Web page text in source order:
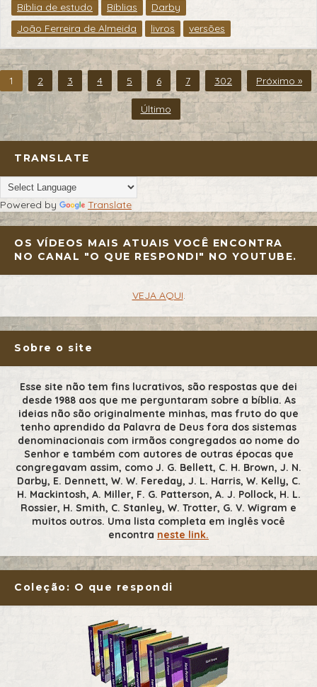
Bíblia de estudo Bíblias
Darby
João Ferreira de Almeida
livros versões
1 2 3 4 5 6 7 302 Próximo »
Último
TRANSLATE
Powered by Translate
OS VÍDEOS MAIS ATUAIS VOCÊ ENCONTRA
NO CANAL "O QUE RESPONDI" NO YOUTUBE.
VEJA AQUI.
Sobre o site
Esse site não tem fins lucrativos, são respostas que dei
desde 1988 aos que me perguntaram sobre a bíblia. As
ideias não são originalmente minhas, mas fruto do que
tenho aprendido da Palavra de Deus fora dos sistemas
denominacionais com irmãos congregados ao nome do
Senhor e também com autores de outras épocas que
congregavam assim, como J. G. Bellett, C. H. Brown, J. N.
Darby, E. Dennett, W. W. Fereday, J. L. Harris, W. Kelly, C.
H. Mackintosh, A. Miller, F. G. Patterson, A. J. Pollock, H. L.
Rossier, H. Smith, C. Stanley, W. Trotter, G. V. Wigram e
muitos outros. Uma lista completa em inglês você
encontra neste link.
Coleção: O que respondi